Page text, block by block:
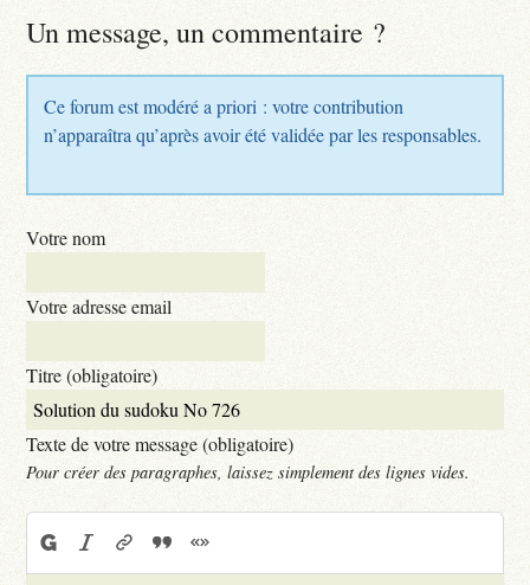
Un message, un commentaire ?
Ce forum est modéré a priori : votre contribution
n’apparaîtra qu’après avoir été validée par les responsables.
Votre nom
Votre adresse email
Titre (obligatoire)
Texte de votre message (obligatoire)
Pour créer des paragraphes, laissez simplement des lignes vides.